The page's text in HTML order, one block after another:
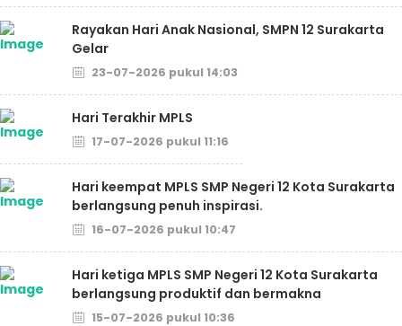
Rayakan Hari Anak Nasional, SMPN 12 Surakarta
Gelar
23-07-2026 pukul 14:03
Hari Terakhir MPLS
17-07-2026 pukul 11:16
Hari keempat MPLS SMP Negeri 12 Kota Surakarta
berlangsung penuh inspirasi.
16-07-2026 pukul 10:47
Hari ketiga MPLS SMP Negeri 12 Kota Surakarta
berlangsung produktif dan bermakna
15-07-2026 pukul 10:36